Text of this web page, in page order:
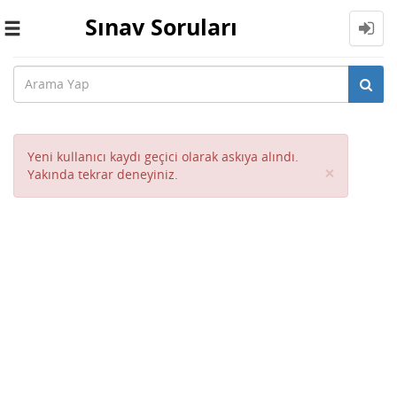
Toggle
Sınav Soruları
Yeni kullanıcı kaydı geçici olarak askıya alındı.
Yakında tekrar deneyiniz.
×